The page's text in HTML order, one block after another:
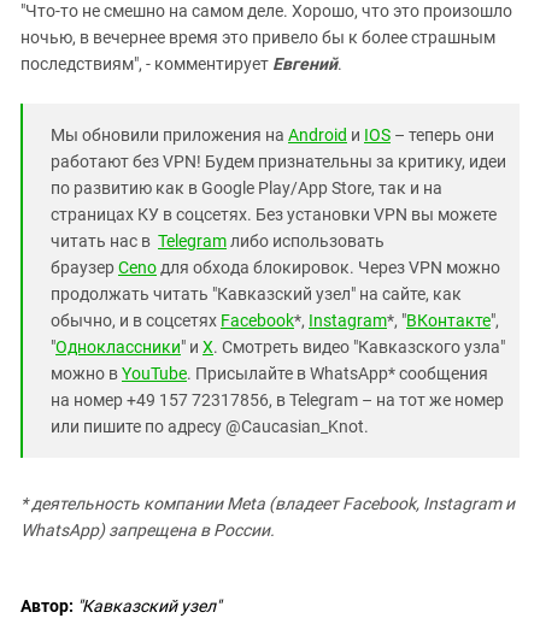
"Что-то не смешно на самом деле. Хорошо, что это произошло
ночью, в вечернее время это привело бы к более страшным
последствиям", - комментирует Евгений.
Мы обновили приложения на Android и IOS – теперь они
работают без VPN! Будем признательны за критику, идеи
по развитию как в Google Play/App Store, так и на
страницах КУ в соцсетях. Без установки VPN вы можете
читать нас в Telegramлибо использовать
браузерCenoдля обхода блокировок. Через VPN можно
продолжать читать "Кавказский узел" на сайте, как
обычно, и в соцсетях Facebook*, Instagram*, "ВКонтакте",
"Одноклассники" и X. Смотреть видео "Кавказского узла"
можно вYouTube. Присылайте в WhatsApp* сообщения
на номер +49 157 72317856, в Telegram – на тот же номер
или пишите по адресу @Caucasian_Knot.
*деятельность компании Meta (владеет Facebook, Instagram и
WhatsApp) запрещена в России.
Автор: "Кавказский узел"